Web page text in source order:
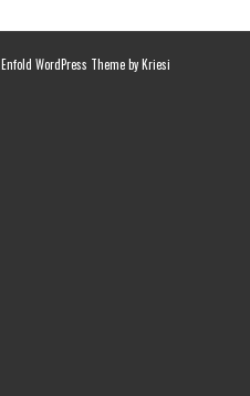
Enfold WordPress Theme by Kriesi